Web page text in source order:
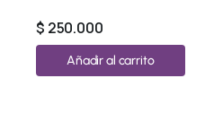
$ 250.000
Añadir al carrito